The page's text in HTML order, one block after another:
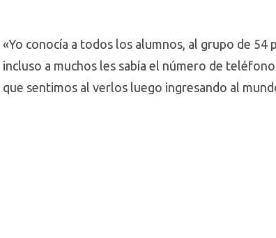
«Yo conocía a todos los alumnos, al grupo de 54
incluso a muchos les sabía el número de
que sentimos al verlos luego ingresando al